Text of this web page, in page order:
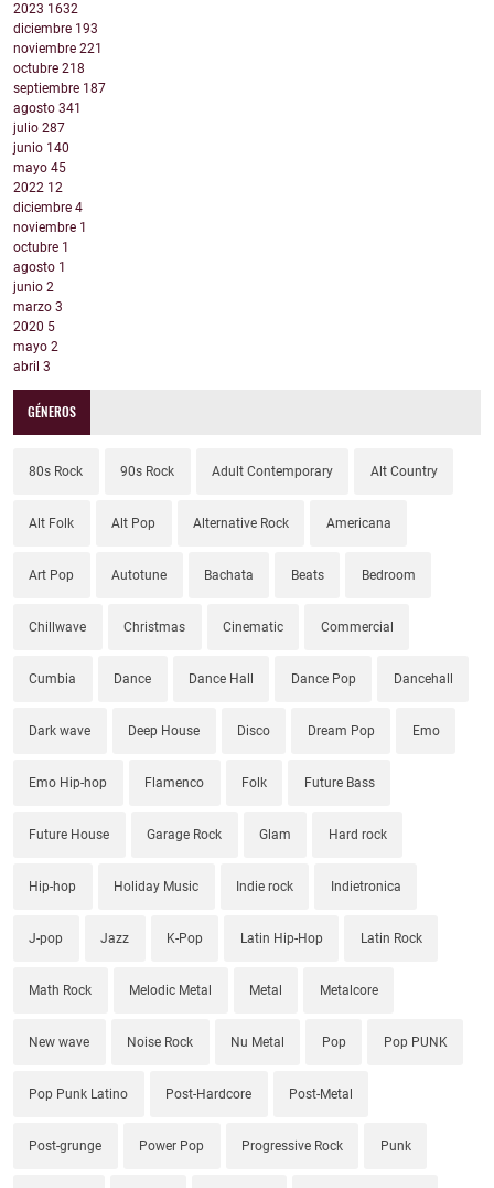
2023 1632
diciembre 193
noviembre 221
octubre 218
septiembre 187
agosto 341
julio 287
junio 140
mayo 45
2022 12
diciembre 4
noviembre 1
octubre 1
agosto 1
junio 2
marzo 3
2020 5
mayo 2
abril 3
GÉNEROS
80s Rock 90s Rock Adult Contemporary Alt Country
Alt Folk Alt Pop Alternative Rock Americana
Art Pop Autotune Bachata Beats Bedroom
Chillwave Christmas Cinematic Commercial
Cumbia Dance Dance Hall Dance Pop Dancehall
Dark wave Deep House Disco Dream Pop Emo
Emo Hip-hop Flamenco Folk Future Bass
Future House Garage Rock Glam Hard rock
Hip-hop Holiday Music Indie rock Indietronica
J-pop Jazz K-Pop Latin Hip-Hop Latin Rock
Math Rock Melodic Metal Metal Metalcore
New wave Noise Rock Nu Metal Pop Pop PUNK
Pop Punk Latino Post-Hardcore Post-Metal
Post-grunge Power Pop Progressive Rock Punk